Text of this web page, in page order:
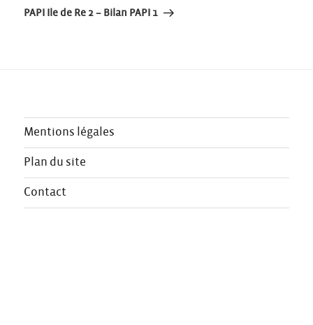
l’article
suivant
PAPI Ile de Re 2 – Bilan PAPI 1
Mentions légales
Plan du site
Contact